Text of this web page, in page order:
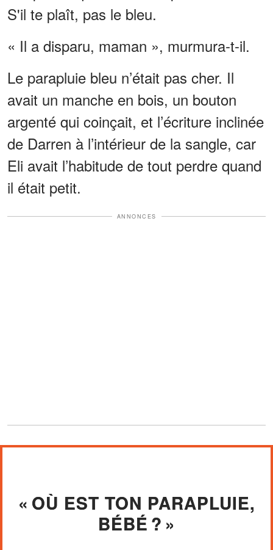
S'il te plaît, pas le bleu.
« Il a disparu, maman », murmura-t-il.
Le parapluie bleu n’était pas cher. Il
avait un manche en bois, un bouton
argenté qui coinçait, et l’écriture inclinée
de Darren à l’intérieur de la sangle, car
Eli avait l’habitude de tout perdre quand
il était petit.
ANNONCES
« OÙ EST TON PARAPLUIE,
BÉBÉ ? »